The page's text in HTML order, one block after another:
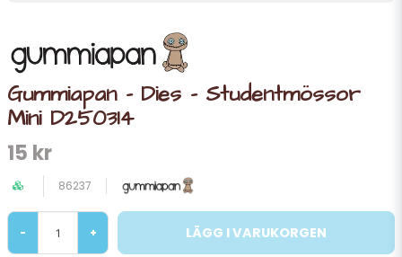
Gummiapan - Dies - Studentmössor
Mini D250314
15 kr
86237
- + LÄGG I VARUKORGEN